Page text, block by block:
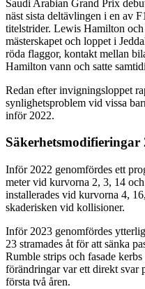
Saudi Arabian Grand Prix
näst sista deltävlingen i en av
titelstrider. Lewis Hamilton
mästerskapet och loppet i
röda flaggor, kontakt mellan
Hamilton vann och satte
Redan efter invigningsloppet
synlighetsproblem vid vissa
inför 2022.
Säkerhetsmodifieringar
Inför 2022 genomfördes ett
meter vid kurvorna 2, 3, 14
installerades vid kurvorna 4,
skaderisken vid kollisioner.
Inför 2023 genomfördes
23 stramades åt för att sänka
Rumble strips och fasade
förändringar var ett direkt svar
första två åren.